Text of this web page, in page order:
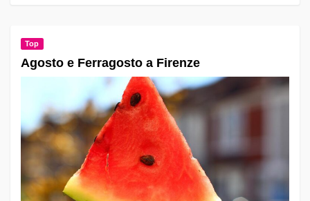
Top
Agosto e Ferragosto a Firenze